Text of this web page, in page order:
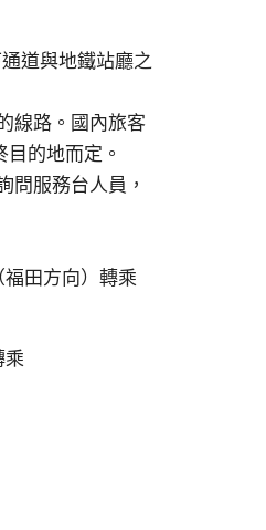
道與地鐵站廳之
線路。國內旅客
的地而定。
問服務台人員，
田方向）轉乘
乘